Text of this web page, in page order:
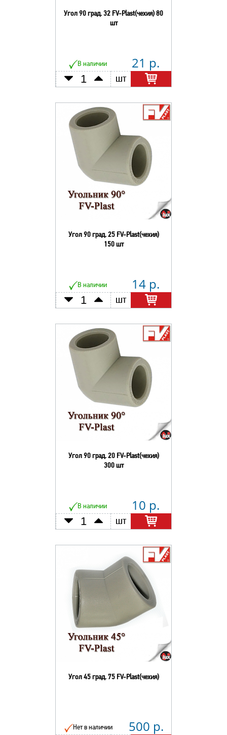
Угол 90 град. 32 FV-Plast(чехия) 80
шт
В наличии 21 р.
шт
Угол 90 град. 25 FV-Plast(чехия)
150 шт
В наличии 14 р.
шт
Угол 90 град. 20 FV-Plast(чехия)
300 шт
В наличии 10 р.
шт
Угол 45 град. 75 FV-Plast(чехия)
Нет в наличии 500 р.